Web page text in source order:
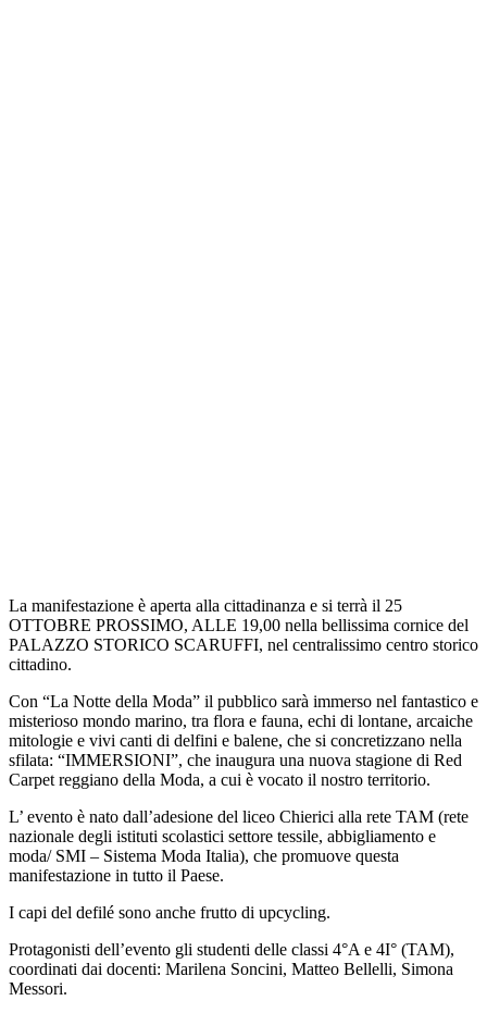
La manifestazione è aperta alla cittadinanza e si terrà il 25
OTTOBRE PROSSIMO, ALLE 19,00 nella bellissima cornice del
PALAZZO STORICO SCARUFFI, nel centralissimo centro storico
cittadino.
Con “La Notte della Moda” il pubblico sarà immerso nel fantastico e
misterioso mondo marino, tra flora e fauna, echi di lontane, arcaiche
mitologie e vivi canti di delfini e balene, che si concretizzano nella
sfilata: “IMMERSIONI”, che inaugura una nuova stagione di Red
Carpet reggiano della Moda, a cui è vocato il nostro territorio.
L’ evento è nato dall’adesione del liceo Chierici alla rete TAM (rete
nazionale degli istituti scolastici settore tessile, abbigliamento e
moda/ SMI – Sistema Moda Italia), che promuove questa
manifestazione in tutto il Paese.
I capi del defilé sono anche frutto di upcycling.
Protagonisti dell’evento gli studenti delle classi 4°A e 4I° (TAM),
coordinati dai docenti: Marilena Soncini, Matteo Bellelli, Simona
Messori.